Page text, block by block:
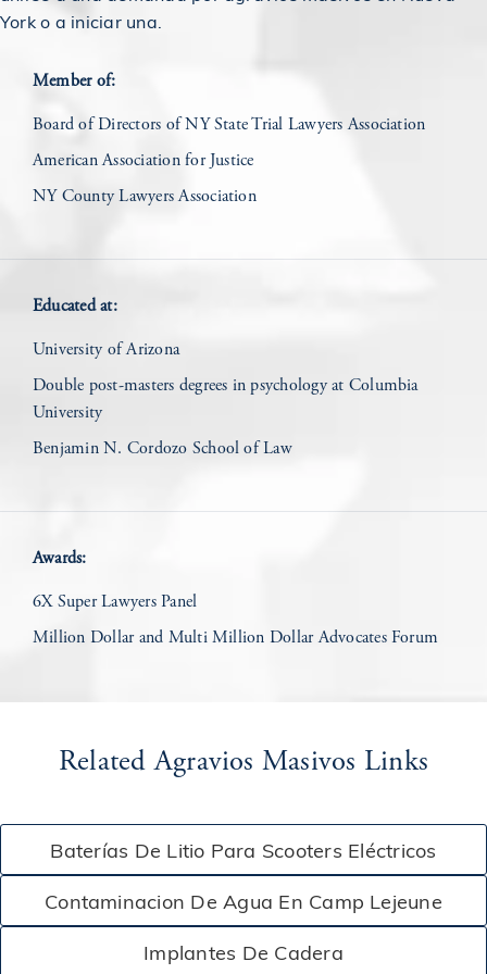
construcción
$2,750,000
$2,785,668
Veredicto para una víctima de un accidente de
peatón
$2,800,000
$4,602,312 Otorgado a una víctima de accidente automovilístico
$3,100,000
Otorgado a un trabajador en un accidente de
$3,200,000
$3,500,000
Otorgado a un trabajador en un caso de accidente de
construcción
$3,750,000 Otorgado en un caso de accidente de construcción
$4,000,000
York o a iniciar una.
Member of:
Board of Directors of NY State Trial Lawyers Association
American Association for Justice
NY County Lawyers Association
Educated at:
University of Arizona
Double post-masters degrees in psychology at Columbia
University
Benjamin N. Cordozo School of Law
Awards:
6X Super Lawyers Panel
Million Dollar and Multi Million Dollar Advocates Forum
Related Agravios Masivos Links
Baterías De Litio Para Scooters Eléctricos
Contaminacion De Agua En Camp Lejeune
Implantes De Cadera